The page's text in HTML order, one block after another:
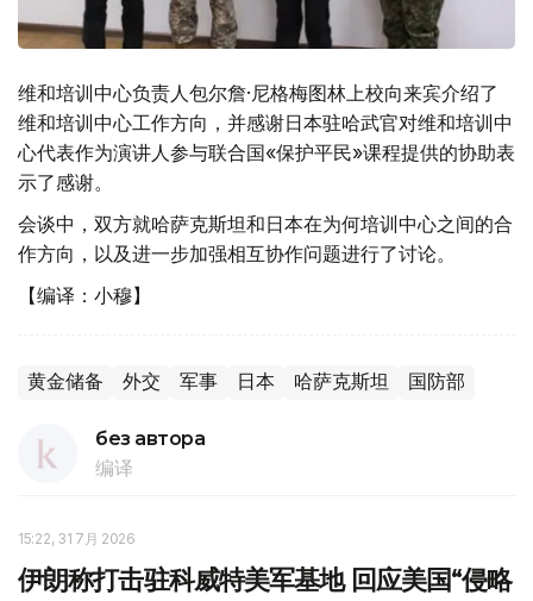
维和培训中心负责人包尔詹·尼格梅图林上校向来宾介绍了
维和培训中心工作方向，并感谢日本驻哈武官对维和培训中
心代表作为演讲人参与联合国«保护平民»课程提供的协助表
示了感谢。
会谈中，双方就哈萨克斯坦和日本在为何培训中心之间的合
作方向，以及进一步加强相互协作问题进行了讨论。
【编译：小穆】
黄金储备 外交 军事 日本 哈萨克斯坦 国防部
без автора
编译
15:22, 31 7月 2026
伊朗称打击驻科威特美军基地 回应美国“侵略